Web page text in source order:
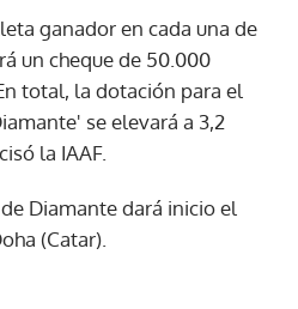
ganador en cada una de
un cheque de 50.000
total, la dotación para el
se elevará a 3,2
la IAAF.
Diamante dará inicio el
(Catar).